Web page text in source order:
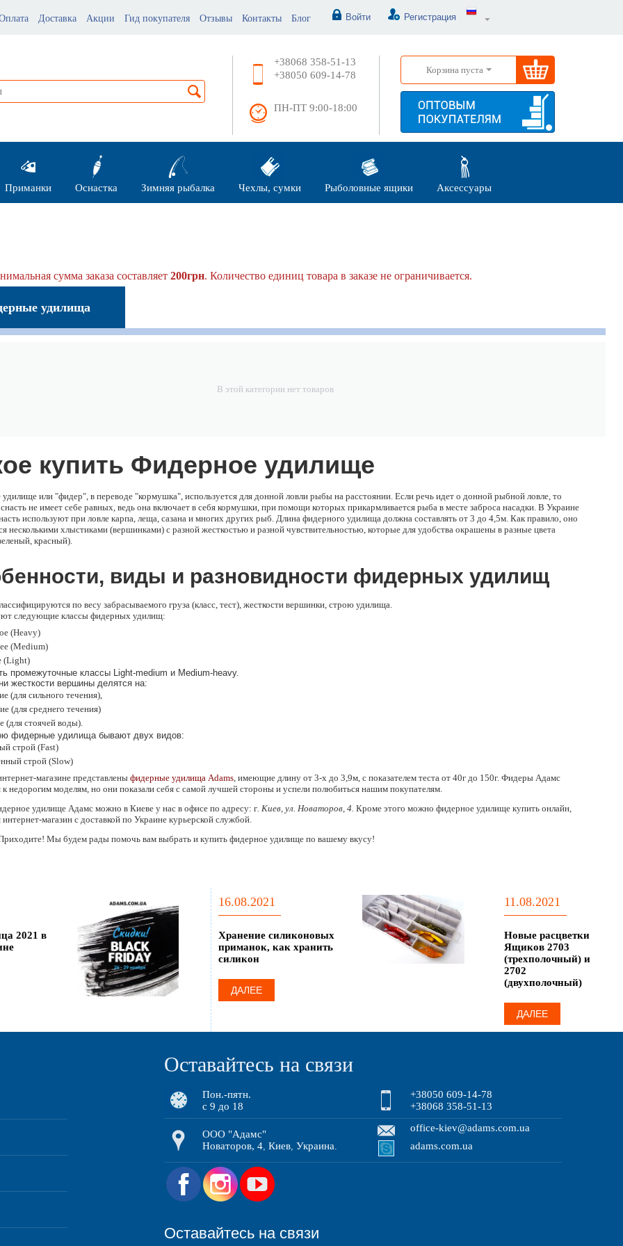
Доставка Акции Гид покупателя Отзывы Контакты Блог Войти Регистрация
+38068 358-51-13
+38050 609-14-78
ПН-ПТ 9:00-18:00
Корзина пуста
Приманки Оснастка Зимняя рыбалка Чехлы, сумки Рыболовные ящики Аксессуары
Скидка 15% Скидка 15% Скидка 15% Скидка 15% Скидка 15% Скидка 15%
сумма заказа составляет200грн. Количество единиц товара в заказе не ограничивается.
удилища
В этой категории нет товаров
купить Фидерное удилище
или "фидер", в переводе "кормушка", используется для донной ловли рыбы на расстоянии. Если речь идет о донной рыбной ловле, то
не имеет себе равных, ведь она включает в себя кормушки, при помощи которых прикармливается рыба в месте заброса насадки. В Украине
используют при ловле карпа, леща, сазана и многих других рыб. Длина фидерного удилища должна составлять от 3 до 4,5м. Как правило, оно
несколькими хлыстиками (вершинками) с разной жесткостью и разной чувствительностью, которые для удобства окрашены в разные цвета
красный).
виды и разновидности фидерных удилищ
по весу забрасываемого груза (класс, тест), жесткости вершинки, строю удилища.
следующие классы фидерных удилищ:
(Heavy)
(Medium)
(Light)
промежуточные классы Light-medium и Medium-heavy.
жесткости вершины делятся на:
(для сильного течения),
(для среднего течения)
(для стоячей воды).
фидерные удилища бывают двух видов:
строй (Fast)
строй (Slow)
магазине представлены фидерные удилища Adams, имеющие длину от 3-х до 3,9м, с показателем теста от 40г до 150г. Фидеры Адамс
к недорогим моделям, но они показали себя с самой лучшей стороны и успели полюбиться нашим покупателям.
удилище Адамс можно в Киеве у нас в офисе по адресу: г. Киев, ул. Новаторов, 4. Кроме этого можно фидерное удилище купить онлайн,
магазин с доставкой по Украине курьерской службой.
Мы будем рады помочь вам выбрать и купить фидерное удилище по вашему вкусу!
2021 в
16.08.2021
Хранение силиконовых
приманок, как хранить
силикон
ДАЛЕЕ
11.08.2021
Новые расцветки
Ящиков 2703
(трехполочный) и
2702
(двухполочный)
ДАЛЕЕ
Оставайтесь на связи
Пон.-пятн.
с 9 до 18
+38050 609-14-78
+38068 358-51-13
ООО "Адамс"
Новаторов, 4,Киев,Украина.
office-kiev@adams.com.ua
adams.com.ua
.
Оставайтесь на связи